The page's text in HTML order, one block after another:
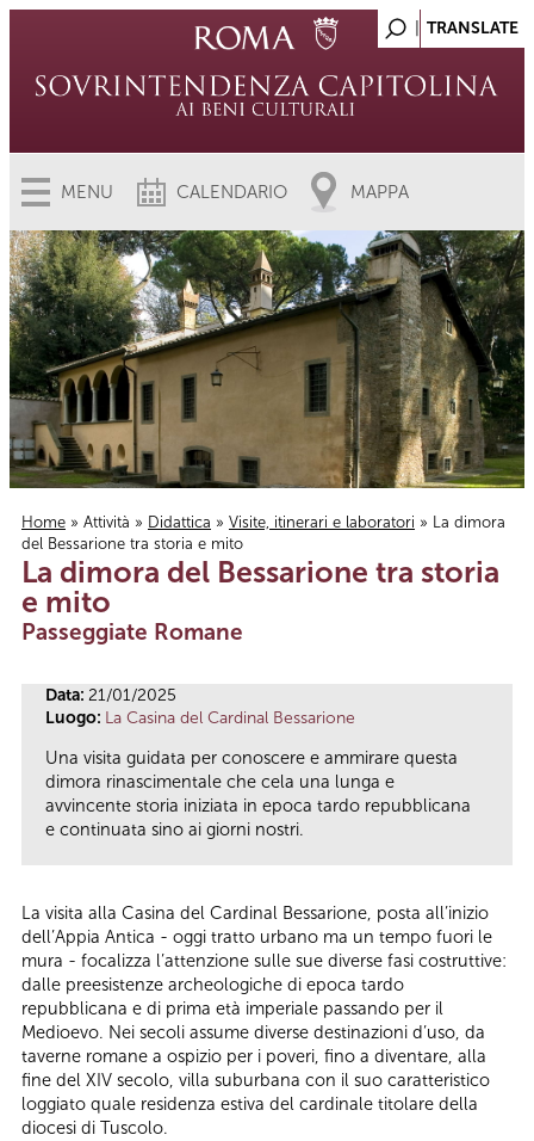
MENU CALENDARIO MAPPA
Tu sei qui
Home » Attività » Didattica » Visite, itinerari e laboratori » La dimora
del Bessarione tra storia e mito
La dimora del Bessarione tra storia
e mito
Passeggiate Romane
Data: 21/01/2025
Luogo: La Casina del Cardinal Bessarione
Una visita guidata per conoscere e ammirare questa
dimora rinascimentale che cela una lunga e
avvincente storia iniziata in epoca tardo repubblicana
e continuata sino ai giorni nostri.
La visita alla Casina del Cardinal Bessarione, posta all’inizio
dell’Appia Antica - oggi tratto urbano ma un tempo fuori le
mura - focalizza l’attenzione sulle sue diverse fasi costruttive:
dalle preesistenze archeologiche di epoca tardo
repubblicana e di prima età imperiale passando per il
Medioevo. Nei secoli assume diverse destinazioni d’uso, da
taverne romane a ospizio per i poveri, fino a diventare, alla
fine del XIV secolo, villa suburbana con il suo caratteristico
loggiato quale residenza estiva del cardinale titolare della
diocesi di Tuscolo.